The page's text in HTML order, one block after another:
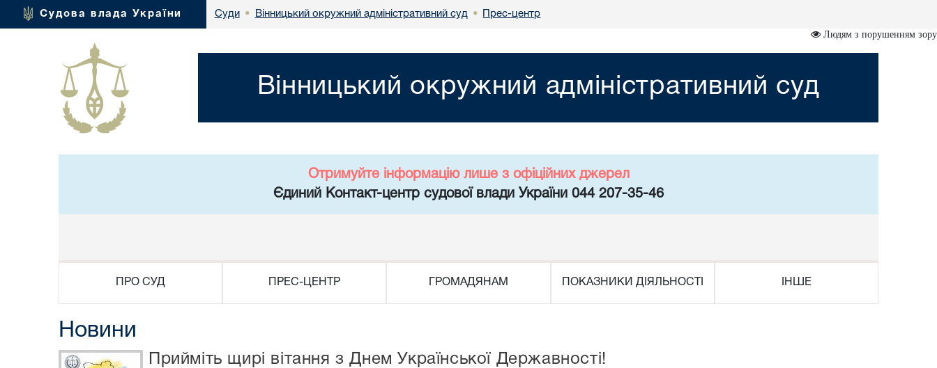
Судова влада України Суди • Вінницький окружний адміністративний суд • Прес-центр
Людям з порушенням зору
Вінницький окружний адміністративний суд
Отримуйте інформацію лише з офіційних джерел
Єдиний Контакт-центр судової влади України 044 207-35-46
ПРО СУД ПРЕС-ЦЕНТР ГРОМАДЯНАМ ПОКАЗНИКИ ДІЯЛЬНОСТІ ІНШЕ
Новини
Прийміть щирі вітання з Днем Української Державності!